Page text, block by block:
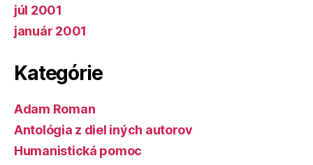
júl 2001
január 2001
Kategórie
Adam Roman
Antológia z diel iných autorov
Humanistická pomoc